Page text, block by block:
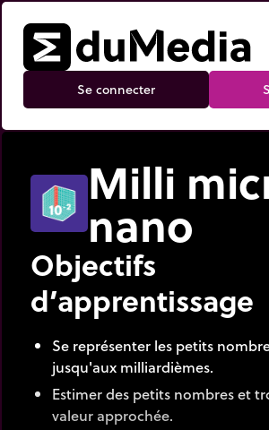
Se connecter
Milli
nano
Objectifs
d’apprentissage
Se représenter les petits
jusqu'aux milliardièmes.
Estimer des petits nombres et
valeur approchée.